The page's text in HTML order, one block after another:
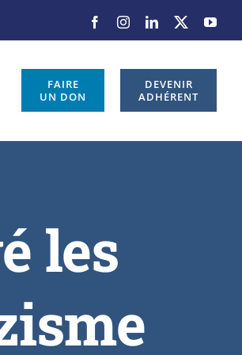
FAIRE
UN DON
DEVENIR
ADHÉRENT
les